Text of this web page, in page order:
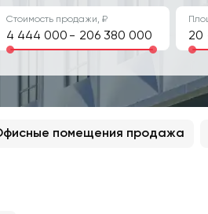
Стоимость продажи, ₽
-
помещения продажа